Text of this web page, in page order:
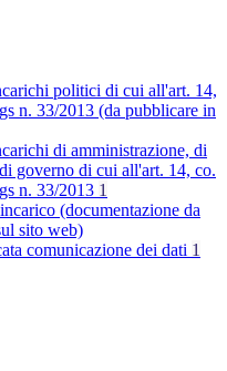
politici di cui all'art. 14,
n. 33/2013 (da pubblicare in
di amministrazione, di
governo di cui all'art. 14, co.
n. 33/2013 1
(documentazione da
sito web)
comunicazione dei dati 1